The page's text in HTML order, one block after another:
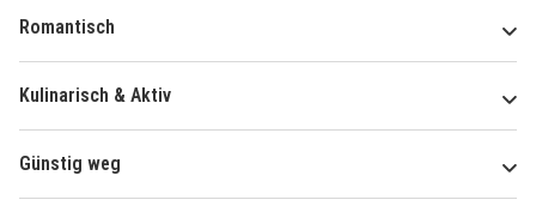
Romantisch
Kulinarisch & Aktiv
Günstig weg